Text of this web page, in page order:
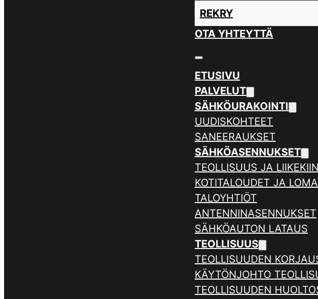
REKRY
OTA YHTEYTTÄ
ETUSIVU
PALVELUT
SÄHKÖURAKOINTI
UUDISKOHTEET
SANEERAUKSET
SÄHKÖASENNUKSET
TEOLLISUUS JA
KOTITALOUDET JA
TALOYHTIÖT
ANTENNINASENNUKSET
SÄHKÖAUTON LATAUS
TEOLLISUUS
TEOLLISUUDEN
KÄYTÖNJOHTO
TEOLLISUUDEN